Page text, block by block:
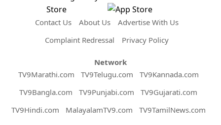
Contact Us About Us
Advertise With Us
Complaint Redressal
Privacy Policy
Network
TV9Marathi.com
TV9Telugu.com
TV9Kannada.com
TV9Bangla.com
TV9Punjabi.com
TV9Gujarati.com
TV9Hindi.com
MalayalamTV9.com
TV9TamilNews.com